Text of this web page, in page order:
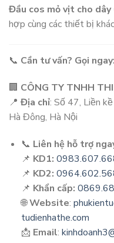
Đầu cos mỏ vịt cho dây
hợp cùng các thiết bị
📞 Cần tư vấn? Gọi ngay:
🏢 CÔNG TY TNHH
📍 Địa chỉ: Số 47, Liền
Hà Đông, Hà Nội
📞 Liên hệ hỗ trợ
📌 KD1:
📌 KD2:
📌 Khẩn cấp:
🌐Website:
tudienhathe.com
📩 Email: